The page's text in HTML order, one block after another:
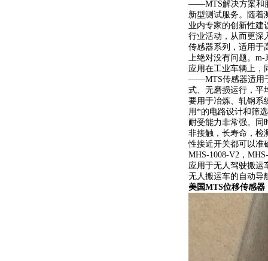
——MTS解决方案和
新型测试服务。随着
业内专家的创新性建
行业活动，从而更深
传感器系列，适用于
上绝对没有问题。
应用在工业车辆上，
——MTS传感器适用
式、无磨损运行，平
要用于冶炼、轧钢系
用*的电路设计和筛
耐受能力非常强。同
非接触，长寿命，检
性接近开关都可以准
MHS-1008-V2，
应用于无人驾驶搬运
无人搬运车的自动导
美国MTS位移传感器